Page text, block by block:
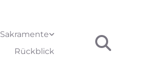
Sakramente
Rückblick